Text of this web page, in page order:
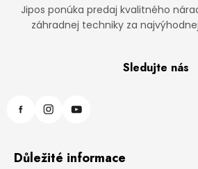
Jipos ponúka predaj kvalitného
záhradnej techniky za
Sledujte nás
Důležité informace